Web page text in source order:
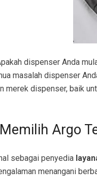
dispenser Anda
masalah dispenser
merek dispenser, baik
Argo
sebagai penyedia
menangani